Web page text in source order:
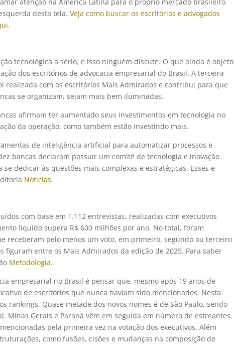
desta tela.Veja como buscar os escritórios e advogados
.
tecnológica a sério, e isso ninguém discute. O que ainda é objeto
dos escritórios de advocacia empresarial do Brasil. A terceira
realizada com os escritórios Mais Admirados e contribui para que
se organizam, sejam mais bem iluminadas.
afirmam ter aumentado seus investimentos em tecnologia no
da operação, como também estão investindo mais.
de inteligência artificial para automatizar processos e
bancas declaram possuir um comitê de tecnologia e inovação
dedicar às questões mais complexas e estratégicas. Esses e
Notícias.
com base em 1.112 entrevistas, realizadas com executivos
líquido supera R$ 600 milhões por ano. No total, foram
receberam pelo menos um voto, em primeiro, segundo ou terceiro
figuram entre os Mais Admirados da edição de 2025. Para saber
Metodologia.
empresarial no Brasil é pensar que, mesmo após 19 anos de
de escritórios que nunca haviam sido mencionados. Nesta
rankings. Quase metade dos novos nomes é de São Paulo, sendo
Minas Gerais e Paraná vêm em seguida em número de estreantes.
pela primeira vez na votação dos executivos. Além
como fusões, cisões e mudanças na composição de